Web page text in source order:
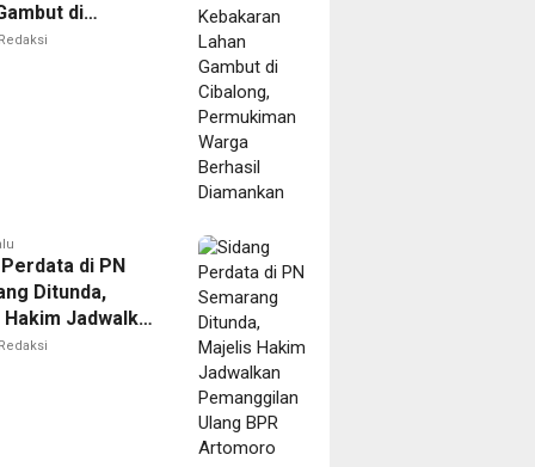
di
Permukiman
Redaksi
di PN
Ditunda,
Jadwalkan
Ulang BPR
Redaksi